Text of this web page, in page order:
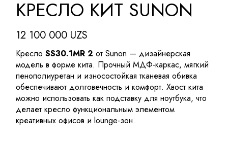
КРЕСЛО КИТ SUNON
12 100 000 UZS
КреслоSS30.1MR 2 от Sunon — дизайнерская
модель в форме кита. Прочный МДФ-каркас, мягкий
пенополиуретан и износостойкая тканевая обивка
обеспечивают долговечность и комфорт. Хвост кита
можно использовать как подставку для ноутбука, что
делает кресло функциональным элементом
креативных офисов и lounge-зон.